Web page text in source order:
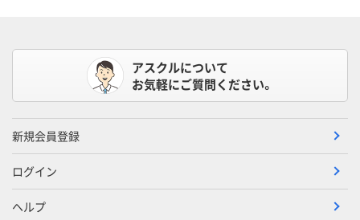
アスクルについて
お気軽にご質問ください。
新規会員登録
ログイン
ヘルプ